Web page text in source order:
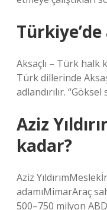
Aksaçlı – Türk halk
Türk dillerinde
adlandırılır.
Aziz
kadar?
Aziz
adamıMimarAraç
500–750 milyon